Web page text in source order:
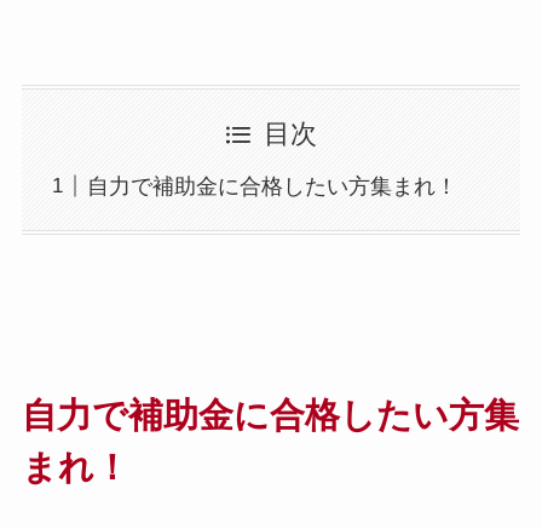
目次
自力で補助金に合格したい方集まれ！
自力で補助金に合格したい方集
まれ！